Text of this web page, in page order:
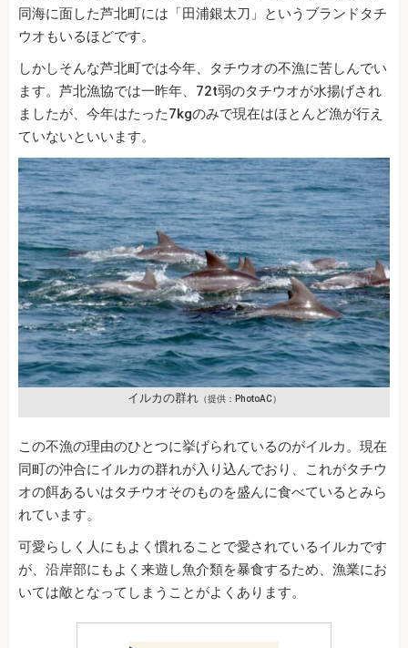
同海に面した芦北町には「田浦銀太刀」というブランドタチ
ウオもいるほどです。
しかしそんな芦北町では今年、タチウオの不漁に苦しんでい
ます。芦北漁協では一昨年、72t弱のタチウオが水揚げされ
ましたが、今年はたった7kgのみで現在はほとんど漁が行え
ていないといいます。
イルカの群れ（提供：PhotoAC）
この不漁の理由のひとつに挙げられているのがイルカ。現在
同町の沖合にイルカの群れが入り込んでおり、これがタチウ
オの餌あるいはタチウオそのものを盛んに食べているとみら
れています。
可愛らしく人にもよく慣れることで愛されているイルカです
が、沿岸部にもよく来遊し魚介類を暴食するため、漁業にお
いては敵となってしまうことがよくあります。